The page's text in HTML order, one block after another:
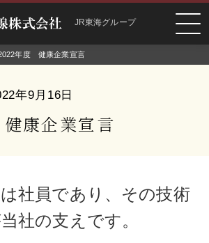
JR東海グループ
年度 健康企業宣言
年9月16日
康企業宣言
社員であり、その技術
社の支えです。